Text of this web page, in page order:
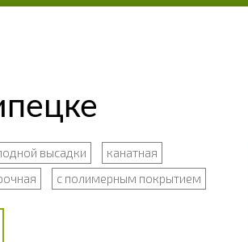
высадки
канатная
с полимерным покрытием